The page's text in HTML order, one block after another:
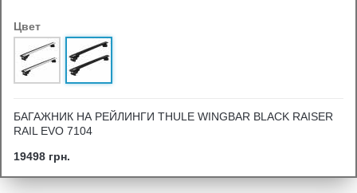
Цвет
БАГАЖНИК НА РЕЙЛИНГИ THULE WINGBAR BLACK RAISER
RAIL EVO 7104
19498 грн.